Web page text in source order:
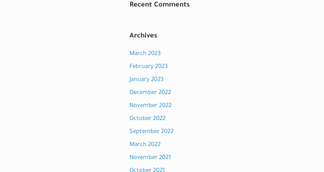
Recent Comments
Archives
March 2023
February 2023
January 2023
December 2022
November 2022
October 2022
September 2022
March 2022
November 2021